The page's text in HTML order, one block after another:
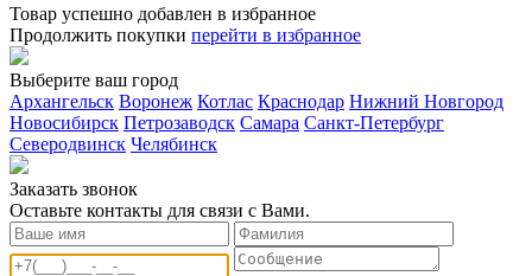
Товар успешно добавлен в избранное
Продолжить покупки перейти в избранное
Выберите ваш город
Архангельск Воронеж Котлас Краснодар Нижний Новгород
Новосибирск Петрозаводск Самара Санкт-Петербург
Северодвинск Челябинск
Заказать звонoк
Оставьте контакты для связи с Вами.